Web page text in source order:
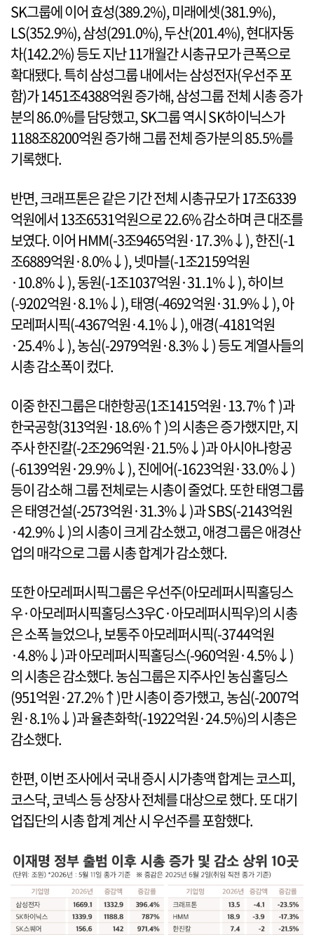
SK그룹에 이어 효성(389.2%), 미래에셋(381.9%),
LS(352.9%), 삼성(291.0%), 두산(201.4%), 현대자동
차(142.2%) 등도 지난 11개월간 시총규모가 큰폭으로
확대됐다. 특히 삼성그룹 내에서는 삼성전자(우선주 포
함)가 1451조4388억원 증가해, 삼성그룹 전체 시총 증가
분의 86.0%를 담당했고, SK그룹 역시 SK하이닉스가
1188조8200억원 증가해 그룹 전체 증가분의 85.5%를
기록했다.
반면, 크래프톤은 같은 기간 전체 시총규모가 17조6339
억원에서 13조6531억원으로 22.6% 감소하며 큰 대조를
보였다. 이어 HMM(-3조9465억원·17.3%↓), 한진(-1
조6889억원·8.0%↓), 넷마블(-1조2159억원
·10.8%↓), 동원(-1조1037억원·31.1%↓), 하이브
(-9202억원·8.1%↓), 태영(-4692억원·31.9%↓), 아
모레퍼시픽(-4367억원·4.1%↓), 애경(-4181억원
·25.4%↓), 농심(-2979억원·8.3%↓) 등도 계열사들의
시총 감소폭이 컸다.
이중 한진그룹은 대한항공(1조1415억원·13.7%↑)과
한국공항(313억원·18.6%↑)의 시총은 증가했지만, 지
주사 한진칼(-2조296억원·21.5%↓)과 아시아나항공
(-6139억원·29.9%↓), 진에어(-1623억원·33.0%↓)
등이 감소해 그룹 전체로는 시총이 줄었다. 또한 태영그룹
은 태영건설(-2573억원·31.3%↓)과 SBS(-2143억원
·42.9%↓)의 시총이 크게 감소했고, 애경그룹은 애경산
업의 매각으로 그룹 시총 합계가 감소했다.
또한 아모레퍼시픽그룹은 우선주(아모레퍼시픽홀딩스
우·아모레퍼시픽홀딩스3우C·아모레퍼시픽우)의 시총
은 소폭 늘었으나, 보통주 아모레퍼시픽(-3744억원
·4.8%↓)과 아모레퍼시픽홀딩스(-960억원·4.5%↓)
의 시총은 감소했다. 농심그룹은 지주사인 농심홀딩스
(951억원·27.2%↑)만 시총이 증가했고, 농심(-2007억
원·8.1%↓)과 율촌화학(-1922억원·24.5%)의 시총은
감소했다.
한편, 이번 조사에서 국내 증시 시가총액 합계는 코스피,
코스닥, 코넥스 등 상장사 전체를 대상으로 했다. 또 대기
업집단의 시총 합계 계산 시 우선주를 포함했다.